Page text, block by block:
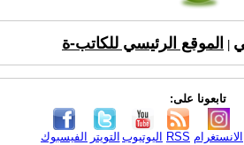
الموقع الرئيسي للكاتب-ة
تابعونا على:
الفيسبوك التويتر اليوتيوب RSS الانستغرام